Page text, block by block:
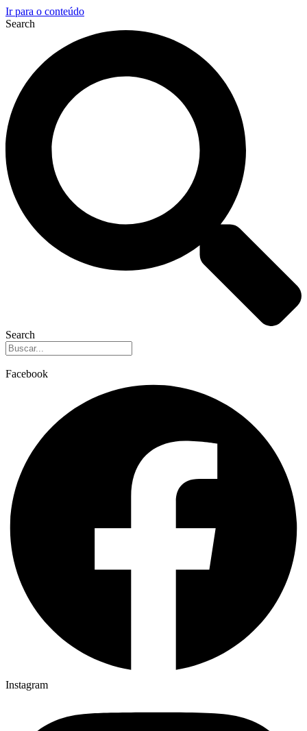
Ir para o conteúdo
Search
Search
Facebook
Instagram